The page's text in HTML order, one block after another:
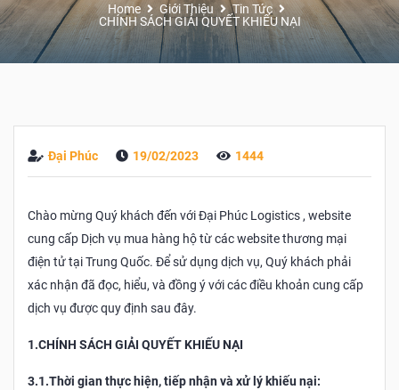
Home Giới Thiệu
Tin Tức
CHÍNH SÁCH GIẢI QUYẾT KHIẾU NẠI
Đại Phúc 19/02/2023 1444
Chào mừng Quý khách đến với Đại Phúc Logistics , website
cung cấp Dịch vụ mua hàng hộ từ các website thương mại
điện tử tại Trung Quốc. Để sử dụng dịch vụ, Quý khách phải
xác nhận đã đọc, hiểu, và đồng ý với các điều khoản cung cấp
dịch vụ được quy định sau đây.
1.CHÍNH SÁCH GIẢI QUYẾT KHIẾU NẠI
3.1.Thời gian thực hiện, tiếp nhận và xử lý khiếu nại: